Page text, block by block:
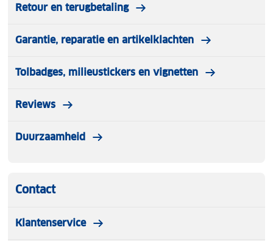
Retour en terugbetaling
Garantie, reparatie en artikelklachten
Tolbadges, milieustickers en vignetten
Reviews
Duurzaamheid
Contact
Klantenservice